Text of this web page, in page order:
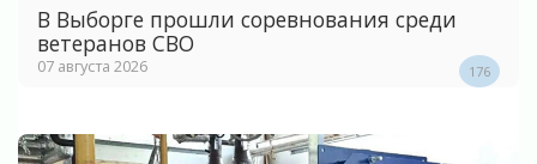
В Выборге прошли соревнования среди
ветеранов СВО
07 августа 2026 176